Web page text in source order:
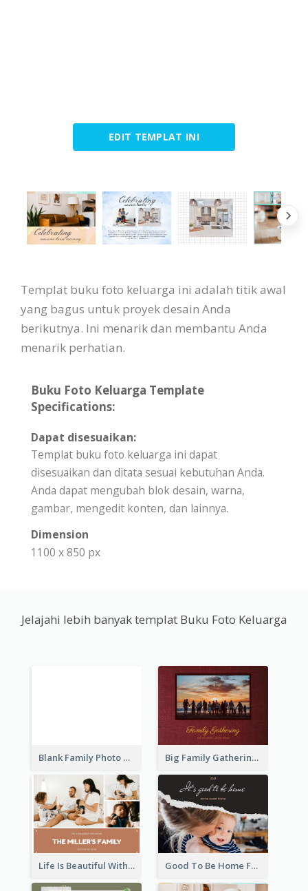
EDIT TEMPLAT INI
Templat buku foto keluarga ini adalah titik awal
yang bagus untuk proyek desain Anda
berikutnya. Ini menarik dan membantu Anda
menarik perhatian.
Buku Foto Keluarga Template
Specifications:
Dapat disesuaikan:
Templat buku foto keluarga ini dapat
disesuaikan dan ditata sesuai kebutuhan Anda.
Anda dapat mengubah blok desain, warna,
gambar, mengedit konten, dan lainnya.
Dimension
1100 x 850 px
Jelajahi lebih banyak templat Buku Foto Keluarga
Blank Family Photo Book Big Family Gathering Photo Book
Life Is Beautiful With Family Photo Book Good To Be Home Family Photo Book